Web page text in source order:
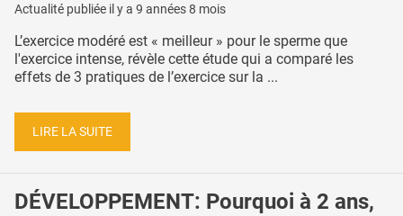
Actualité publiée il y a 9 années 8 mois
L’exercice modéré est « meilleur » pour le sperme que
l'exercice intense, révèle cette étude qui a comparé les
effets de 3 pratiques de l’exercice sur la ...
LIRE LA SUITE
DÉVELOPPEMENT: Pourquoi à 2 ans,